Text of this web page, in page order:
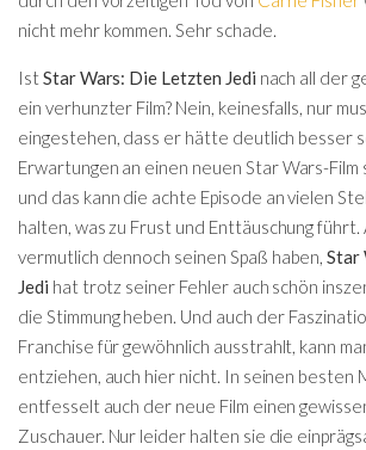
nicht mehr kommen. Sehr schade.
Ist Star Wars: Die Letzten Jedi nach all der
ein verhunzter Film? Nein, keinesfalls, nur
eingestehen, dass er hätte deutlich besser
Erwartungen an einen neuen Star Wars-Film
und das kann die achte Episode an vielen
halten, was zu Frust und Enttäuschung führt.
vermutlich dennoch seinen Spaß haben,Star
Jedi hat trotz seiner Fehler auch schön
die Stimmung heben. Und auch der
Franchise für gewöhnlich ausstrahlt, kann
entziehen, auch hier nicht. In seinen besten
entfesselt auch der neue Film einen
Zuschauer. Nur leider halten sie die